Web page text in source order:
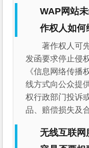
WAP网站
作权人如何
著作权人可
发函要求停止侵
《信息网络传播
线方式向公众提
权行政部门投诉
品、赔偿损失及
无线互联网